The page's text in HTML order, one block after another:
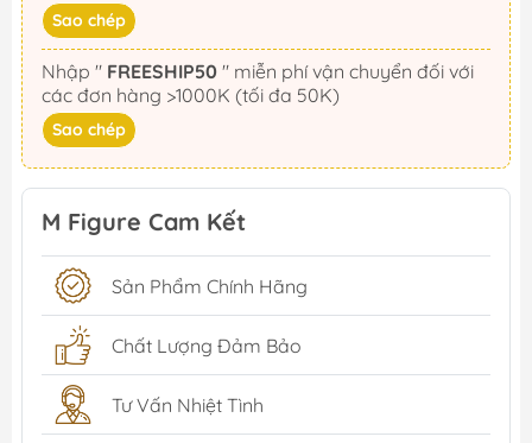
Sao chép
Nhập " FREESHIP50
các đơn hàng >1000K (tối đa 50K)
Sao chép
M Figure Cam Kết
Sản Phẩm Chính Hãng
Chất Lượng Đảm Bảo
Tư Vấn Nhiệt Tình